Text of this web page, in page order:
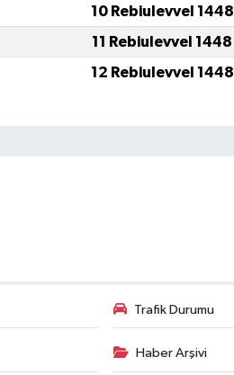
10 Rebiulevvel 1448
11 Rebiulevvel 1448
12 Rebiulevvel 1448
Trafik Durumu
Haber Arşivi